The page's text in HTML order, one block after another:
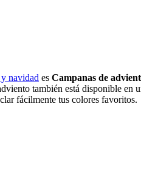
navidad es Campanas de
también está disponible
fácilmente tus colores favoritos.